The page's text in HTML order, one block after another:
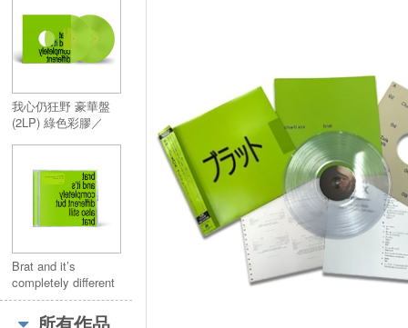
我心仍狂野 豪華盤
(2LP) 綠色彩膠／
but also still brat
(2LP) 綠色彩膠
Brat and it’s
completely different
but also still brat